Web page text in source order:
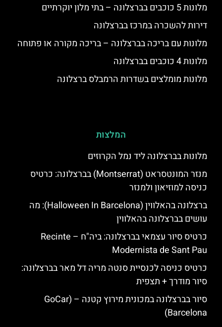
מלונות 5 כוכבים בברצלונה – בתי מלון יוקרתיים
דירות להשכרה במרכז בברצלונה
מלונות עם בריכה בברצלונה – בריכה מקורה או פתוחה
מלונות 4 כוכבים בברצלונה
מלונות מומלצים בשדרות הרמבלס ברצלונה
המלצות
מלונות בברצלונה ליד נמל הקרוזים
מנזר המונטסראט (Montserrat) בברצלונה: כרטיס
כניסה למוזיאון ולמנזר
ברצלונה בהאלווין (Halloween In Barcelona): מה
עושים בברצלונה בהאלווין
כרטיס סיור עצמאי בברצלונה: ביה"ח – Recinte
Modernista de Sant Pau
כרטיס כניסה לכנסיית סנטה מריה דל מאר בברצלונה:
סיור מודרך + תצפית
סיור בברצלונה במכונית מירוץ קטנה – (GoCar
Barcelona)